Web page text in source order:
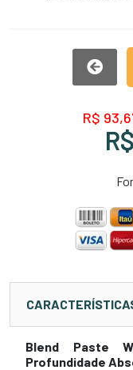
R$
Blend Paste
Profundidade